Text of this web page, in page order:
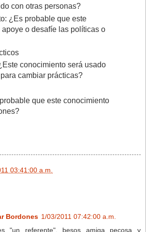
con otras personas?
¿Es probable que este
o desafíe las políticas o
conocimiento será usado
cambiar prácticas?
que este conocimiento
03:41:00 a.m.
Bordones 1/03/2011 07:42:00 a.m.
"un referente", besos amiga pecosa y